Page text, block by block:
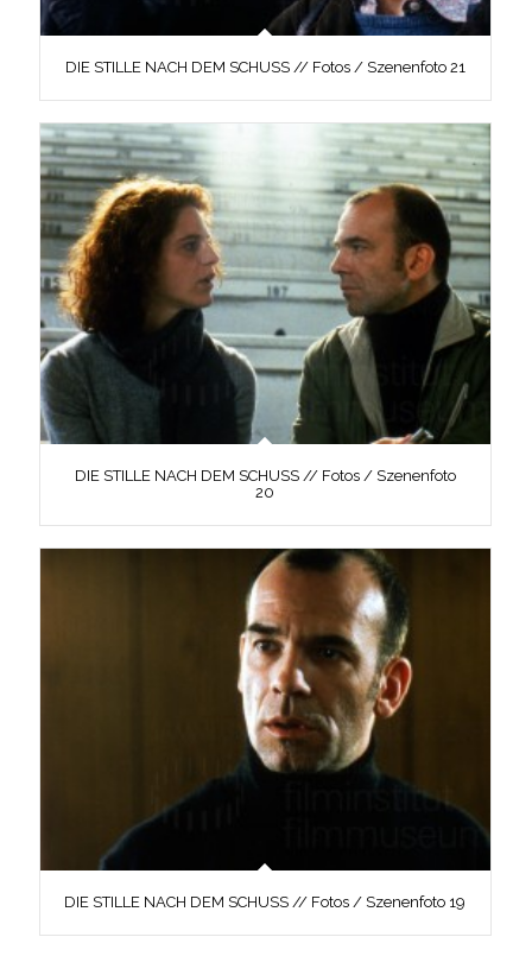
DIE STILLE NACH DEM SCHUSS // Fotos / Szenenfoto 21
DIE STILLE NACH DEM SCHUSS // Fotos / Szenenfoto
20
DIE STILLE NACH DEM SCHUSS // Fotos / Szenenfoto 19